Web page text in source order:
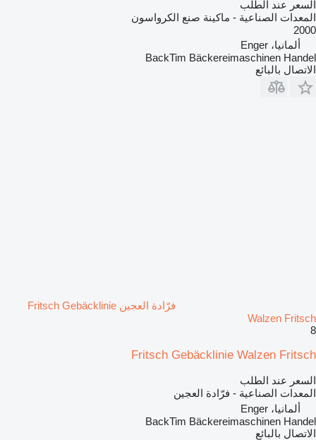
السعر عند الطلب
المعدات الصناعية - ماكينة صنع الكرواسون
2000
ألمانيا، Enger
BackTim Bäckereimaschinen Handel
الاتصال بالبائع
فرّادة العجين Fritsch Gebäcklinie
Walzen Fritsch
8
Fritsch Gebäcklinie Walzen Fritsch
السعر عند الطلب
المعدات الصناعية - فرّادة العجين
ألمانيا، Enger
BackTim Bäckereimaschinen Handel
الاتصال بالبائع